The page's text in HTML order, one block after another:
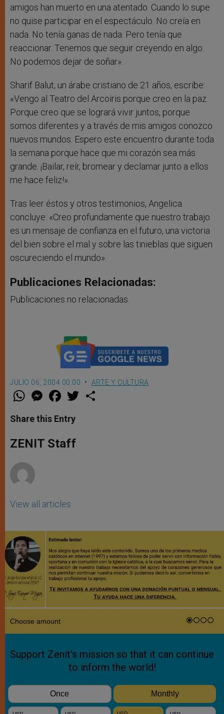
amigos han muerto en una atentado. Cuando lo supe
no quise participar en el espectáculo. No creía en
nada. No tenía ganas de nada. Pero tenía que
reaccionar. Tenemos que seguir creyendo en algo.
No podemos dejar de soñar».
Sharif Balut, un árabe cristiano de 21 años, escribe:
«Vengo al Teatro del Arcoiris porque creo en la paz.
Porque creo que se logrará vivir juntos, porque
somos diferentes y a través de mis amigos conozco
nuevos mundos. Espero este encuentro durante toda
la semana porque hace que mi corazón sea más
grande. ¡Bailar, reír, bromear y declamar junto a ellos
me hace feliz!».
Tras leer éstos y otros testimonios, Angelica
concluye: «Creo profundamente que nuestro trabajo
es un mensaje de confianza en el futuro, una victoria
del bien sobre el mal y sobre las tinieblas que siguen
oscureciendo el mundo».
Publicaciones Relacionadas:
Publicaciones no relacionadas.
JULIO 06, 2004 00:00 ARTE Y CULTURA
W
t
s
p
p
M
e
s
e
g
e
F
a
e
b
o
k
w
Share this Entry
ZENIT Staff
View all articles